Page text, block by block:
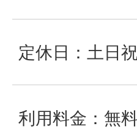
定休日：土日
利用料金：無